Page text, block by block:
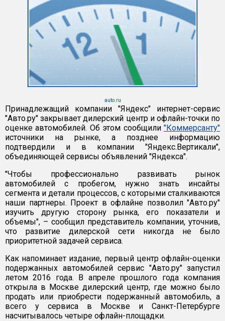
auto.ru
Принадлежащий компании "Яндекс" интернет-сервис
"Авто.ру" закрывает дилерский центр и офлайн-точки по
оценке автомобилей. Об этом сообщили "Коммерсанту"
источники на рынке, а позднее информацию
подтвердили и в компании "Яндекс.Вертикали",
объединяющей сервисы объявлений "Яндекса".
"Чтобы профессионально развивать рынок
автомобилей с пробегом, нужно знать инсайты
сегмента и детали процессов, с которыми сталкиваются
наши партнеры. Проект в офлайне позволил "Авто.ру"
изучить другую сторону рынка, его показатели и
объемы", – сообщил представитель компании, уточнив,
что развитие дилерской сети никогда не было
приоритетной задачей сервиса.
Как напоминает издание, первый центр офлайн-оценки
подержанных автомобилей сервис "Авто.ру" запустил
летом 2016 года. В апреле прошлого года компания
открыла в Москве дилерский центр, где можно было
продать или приобрести подержанный автомобиль, а
всего у сервиса в Москве и Санкт-Петербурге
насчитывалось четыре офлайн-площадки.